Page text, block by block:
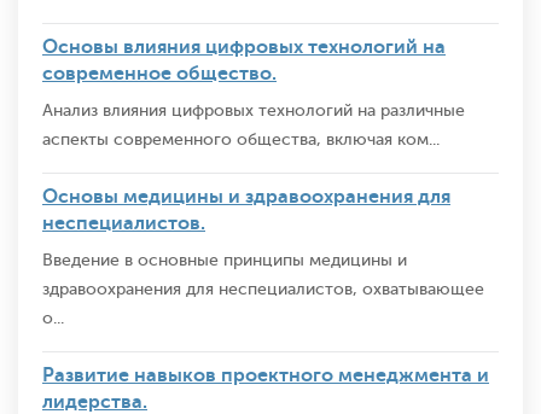
Основы влияния цифровых технологий на
современное общество.
Анализ влияния цифровых технологий на различные
аспекты современного общества, включая ком...
Основы медицины и здравоохранения для
неспециалистов.
Введение в основные принципы медицины и
здравоохранения для неспециалистов, охватывающее
о...
Развитие навыков проектного менеджмента и
лидерства.